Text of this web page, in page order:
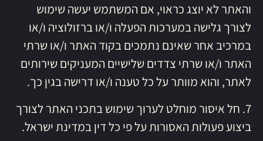
והאתר לא יוצג כראוי, אם המשתמש יעשה שימוש
לצורך גלישה במערכות הפעלה ו/או ברזולוציה ו/או
במרכיב אחר שאינם נתמכים בקוד האתר ו/או שרתי
האתר ו/או שרתי צדדים שלישיים המעניקים שירותים
לאתר, והוא מוותר על כל טענה ו/או דרישה בגין כך.
7. חל איסור מוחלט לערוך שימוש בתכני האתר לצורך
ביצוע פעולות האסורות על פי כל דין במדינת ישראל.